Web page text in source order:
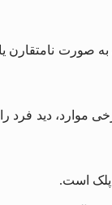
صورت نامتقارن
موارد، دید
پلک است.